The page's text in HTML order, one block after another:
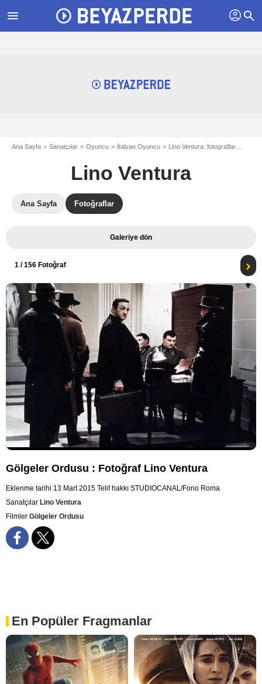
menu profil search
Ana Sayfa Sanatçılar Oyuncu İtalyan Oyuncu Lino Ventura: fotograflar
Lino Ventura
Ana Sayfa Fotoğraflar
Galeriye dön
1 / 156 Fotoğraf
Gölgeler Ordusu : Fotoğraf Lino Ventura
Eklenme tarihi 13 Mart 2015 Telif hakkı STUDIOCANAL/Fono Roma
Sanatçılar Lino Ventura
Filmler Gölgeler Ordusu
En Popüler Fragmanlar